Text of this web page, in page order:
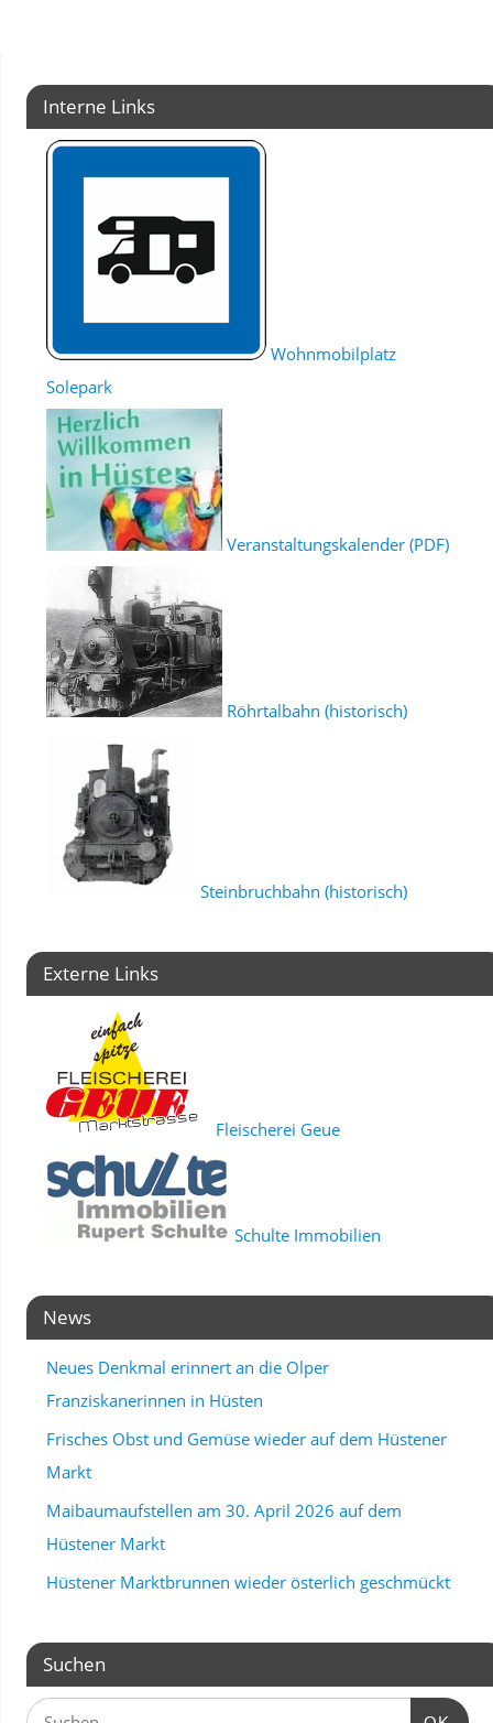
Interne Links
Wohnmobilplatz
Solepark
Veranstaltungskalender (PDF)
Röhrtalbahn (historisch)
Steinbruchbahn (historisch)
Externe Links
Fleischerei Geue
Schulte Immobilien
News
Neues Denkmal erinnert an die Olper
Franziskanerinnen in Hüsten
Frisches Obst und Gemüse wieder auf dem Hüstener
Markt
Maibaumaufstellen am 30. April 2026 auf dem
Hüstener Markt
Hüstener Marktbrunnen wieder österlich geschmückt
Suchen